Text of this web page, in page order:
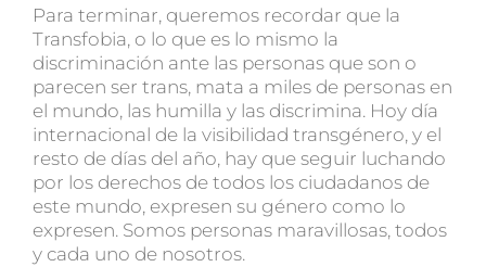
Para terminar, queremos recordar que la
Transfobia, o lo que es lo mismo la
discriminación ante las personas que son o
parecen ser trans, mata a miles de personas en
el mundo, las humilla y las discrimina. Hoy día
internacional de la visibilidad transgénero, y el
resto de días del año, hay que seguir luchando
por los derechos de todos los ciudadanos de
este mundo, expresen su género como lo
expresen. Somos personas maravillosas, todos
y cada uno de nosotros.